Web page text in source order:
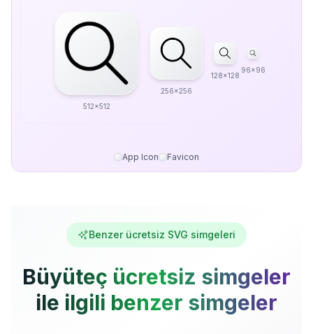
512x512
256x256
128x128
96x96
App Icon Favicon
Benzer ücretsiz SVG simgeleri
Büyüteç ücretsiz simgeler
ile ilgili benzer simgeler